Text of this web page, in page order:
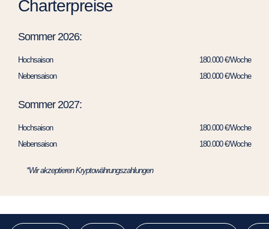
Charterpreise
Sommer 2026:
Hochsaison
180.000 €/Woche
Nebensaison
180.000 €/Woche
Sommer 2027:
Hochsaison
180.000 €/Woche
Nebensaison
180.000 €/Woche
*Wir akzeptieren Kryptowährungszahlungen